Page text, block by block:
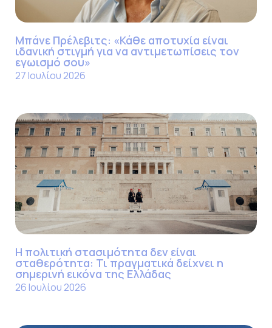
Μπάνε Πρέλεβιτς: «Κάθε αποτυχία είναι
ιδανική στιγμή για να αντιμετωπίσεις τον
εγωισμό σου»
27 Ιουλίου 2026
Η πολιτική στασιμότητα δεν είναι
σταθερότητα: Τι πραγματικά δείχνει η
σημερινή εικόνα της Ελλάδας
26 Ιουλίου 2026